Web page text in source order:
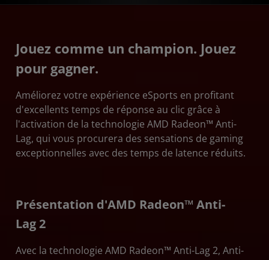
Performances
Exigences
Télécharger
Jouez comme un champion. Jouez
pour gagner.
Améliorez votre expérience eSports en profitant
d'excellents temps de réponse au clic grâce à
l'activation de la technologie AMD Radeon™️ Anti-
Lag, qui vous procurera des sensations de gaming
exceptionnelles avec des temps de latence réduits.
Présentation d'AMD Radeon™ Anti-
Lag 2
Avec la technologie AMD Radeon™ Anti-Lag 2, Anti-